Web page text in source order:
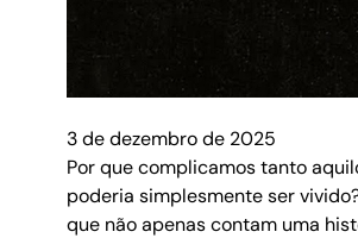
3 de dezembro de 2025
Por que complicamos tanto
poderia simplesmente ser
que não apenas contam uma